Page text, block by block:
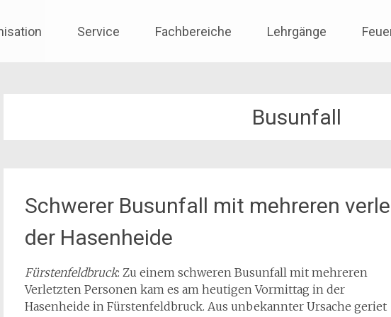
Service Fachbereiche Lehrgänge
Busunfall
Schwerer Busunfall mit mehreren
der Hasenheide
Fürstenfeldbruck: Zu einem schweren Busunfall mit mehreren
Verletzten Personen kam es am heutigen Vormittag in der
Hasenheide in Fürstenfeldbruck. Aus unbekannter Ursache geriet